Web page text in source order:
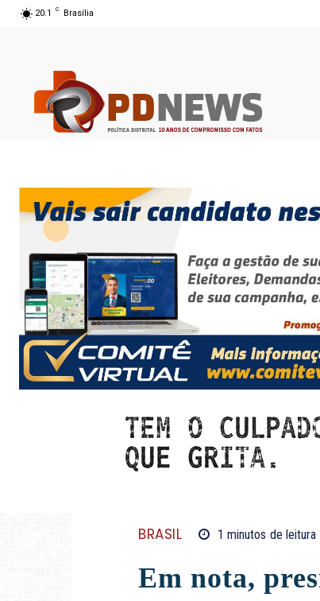
20.1 C Brasília
BRASIL 1 minutos de leitura
Em nota,